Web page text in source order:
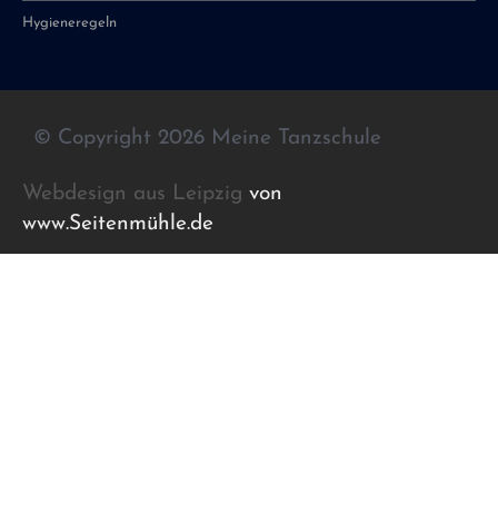
Hygieneregeln
© Copyright 2026 Meine Tanzschule
Webdesign aus Leipzig von
www.Seitenmühle.de